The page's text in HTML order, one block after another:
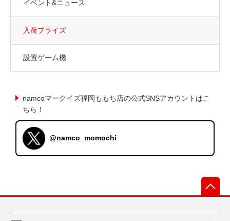
イベント&ニュース
入荷プライズ
設置ゲーム機
namcoマークイズ福岡ももち店の公式SNSアカウントはこ
ちら！
@namco_momochi